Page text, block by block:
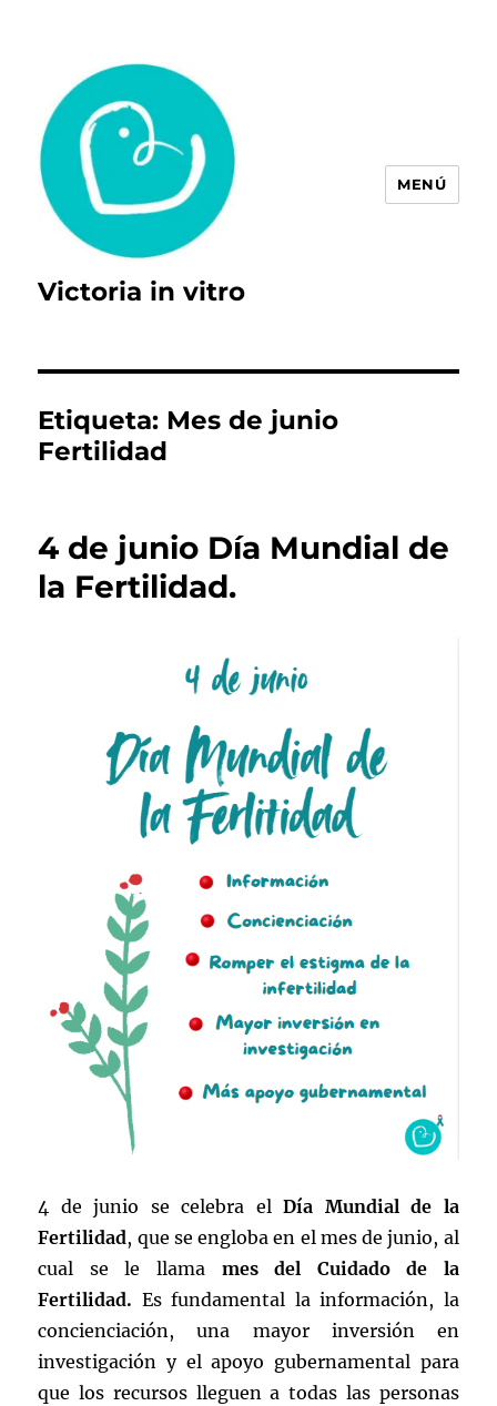
Victoria in vitro
MENÚ
Etiqueta: Mes de junio
Fertilidad
4 de junio Día Mundial de
la Fertilidad.
4 de junio se celebra elDía Mundial de la
Fertilidad, que se engloba en el mes de junio, al
cual se le llama mes del Cuidado de la
Fertilidad. Es fundamental la información, la
concienciación, una mayor inversión en
investigación y el apoyo gubernamental para
que los recursos lleguen a todas las personas